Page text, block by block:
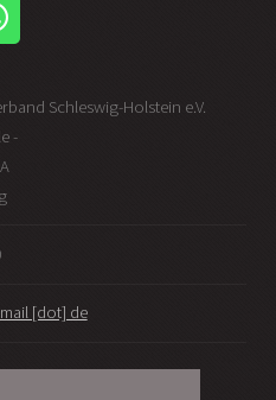
Schleswig-Holstein e.V.
-
[dot] de